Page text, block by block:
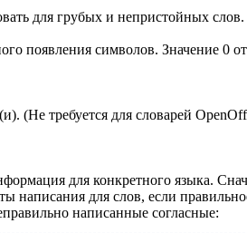
для грубых и непристойных слов.
появления символов. Значение 0
(Не требуется для словарей
для конкретного языка.
для слов, если
написанные согласные: